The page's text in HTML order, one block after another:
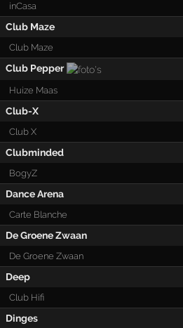
inCasa
Club Maze
Club Maze
Club Pepper
Huize Maas
Club-X
Club X
Clubminded
BogyZ
Dance Arena
Carte Blanche
De Groene Zwaan
De Groene Zwaan
Deep
Club Hifi
Dinges